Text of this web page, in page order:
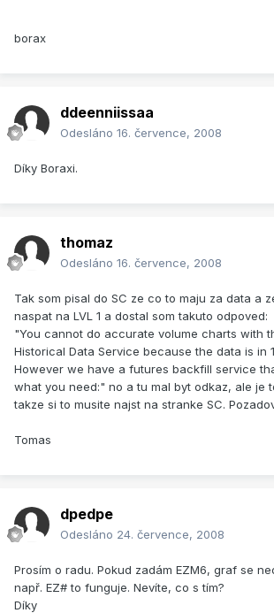
borax
ddeenniissaa
Odesláno 16. července, 2008
Díky Boraxi.
thomaz
Odesláno 16. července, 2008
Tak som pisal do SC ze co to maju za data a
naspat na LVL 1 a dostal som takuto odpoved:
"You cannot do accurate volume charts with
Historical Data Service because the data is in
However we have a futures backfill service
what you need:" no a tu mal byt odkaz, ale je
takze si to musite najst na stranke SC.
Tomas
dpedpe
Odesláno 24. července, 2008
Prosím o radu. Pokud zadám EZM6, graf se
např. EZ# to funguje. Nevíte, co s tím?
Díky